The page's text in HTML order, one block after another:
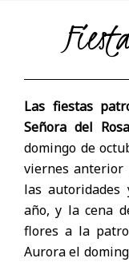
Las fiestas
Señora del
domingo de
viernes anterior
las
año, y la cena
flores a la
Aurora el